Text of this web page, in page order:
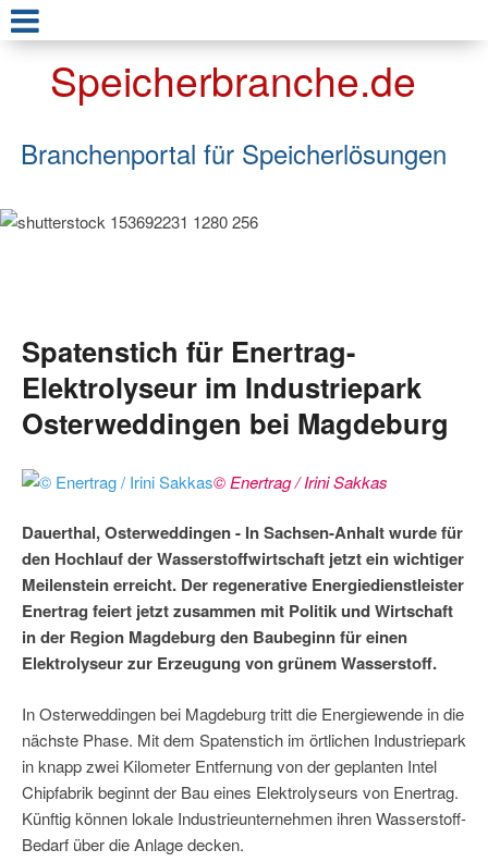
Speicherbranche.de
Branchenportal für Speicherlösungen
Spatenstich für Enertrag-
Elektrolyseur im Industriepark
Osterweddingen bei Magdeburg
© Enertrag / Irini Sakkas
Dauerthal, Osterweddingen - In Sachsen-Anhalt wurde für
den Hochlauf der Wasserstoffwirtschaft jetzt ein wichtiger
Meilenstein erreicht. Der regenerative Energiedienstleister
Enertrag feiert jetzt zusammen mit Politik und Wirtschaft
in der Region Magdeburg den Baubeginn für einen
Elektrolyseur zur Erzeugung von grünem Wasserstoff.
In Osterweddingen bei Magdeburg tritt die Energiewende in die
nächste Phase. Mit dem Spatenstich im örtlichen Industriepark
in knapp zwei Kilometer Entfernung von der geplanten Intel
Chipfabrik beginnt der Bau eines Elektrolyseurs von Enertrag.
Künftig können lokale Industrieunternehmen ihren Wasserstoff-
Bedarf über die Anlage decken.